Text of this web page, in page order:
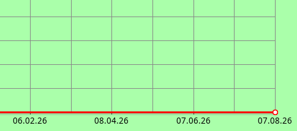
06.02.26 08.04.26 07.06.26 07.08.26